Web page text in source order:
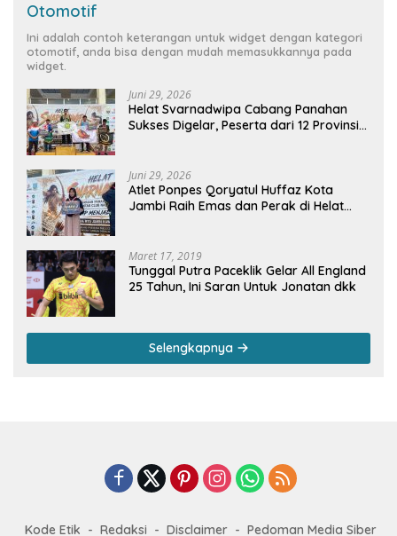
Otomotif
Ini adalah contoh keterangan untuk widget dengan kategori
otomotif, anda bisa dengan mudah memasukkannya pada
widget.
Juni 29, 2026
Helat Svarnadwipa Cabang Panahan
Sukses Digelar, Peserta dari 12 Provinsi
Juni 29, 2026
Atlet Ponpes Qoryatul Huffaz Kota
Jambi Raih Emas dan Perak di Helat
Maret 17, 2019
Tunggal Putra Paceklik Gelar All England
25 Tahun, Ini Saran Untuk Jonatan dkk
Selengkapnya
Kode Etik Redaksi Disclaimer Pedoman Media Siber